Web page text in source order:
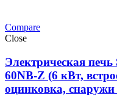
Compare
Close
Электрическая
60NB-Z (6 кВт,
оцинковка,